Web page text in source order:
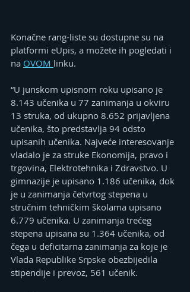
Konačne rang-liste su dostupne su na
platformi eUpis, a možete ih pogledati i
na OVOM linku.
“U junskom upisnom roku upisano je
8.143 učenika u 77 zanimanja u okviru
13 struka, od ukupno 8.652 prijavljena
učenika, što predstavlja 94 odsto
upisanih učenika. Najveće interesovanje
vladalo je za struke Ekonomija, pravo i
trgovina, Elektrotehnika i Zdravstvo. U
gimnazije je upisano 1.186 učenika, dok
je u zanimanja četvrtog stepena u
stručnim tehničkim školama upisano
6.779 učenika. U zanimanja trećeg
stepena upisana su 1.364 učenika, od
čega u deficitarna zanimanja za koje je
Vlada Republike Srpske obezbijedila
stipendije i prevoz, 561 učenik.